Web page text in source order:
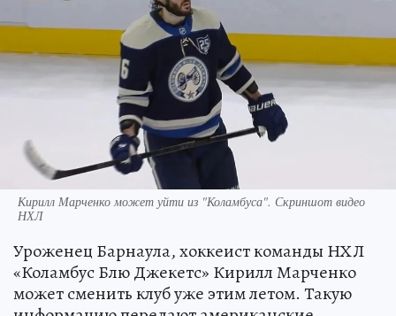
Кирилл Марченко может уйти из "Коламбуса". Скриншот видео
НХЛ
Уроженец Барнаула, хоккеист команды НХЛ
«Коламбус Блю Джекетс» Кирилл Марченко
может сменить клуб уже этим летом. Такую